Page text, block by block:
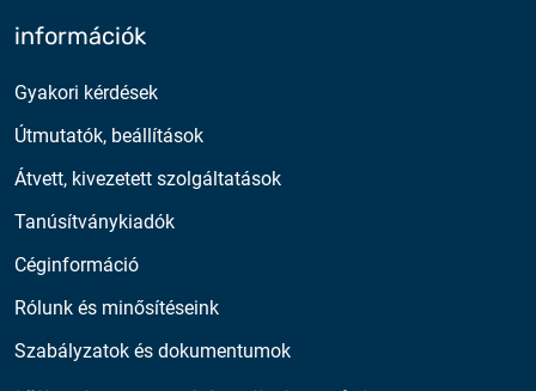
információk
Gyakori kérdések
Útmutatók, beállítások
Átvett, kivezetett szolgáltatások
Tanúsítványkiadók
Céginformáció
Rólunk és minősítéseink
Szabályzatok és dokumentumok